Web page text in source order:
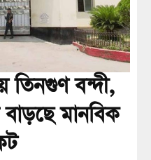
তিনগুণ বন্দী,
বাড়ছে মানবিক